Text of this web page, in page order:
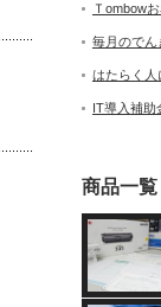
Ｔombow
毎月のでん
はたらく人
IT導入補助
商品一覧